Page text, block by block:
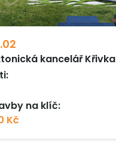
kancelář Křivka
na klíč:
Kč